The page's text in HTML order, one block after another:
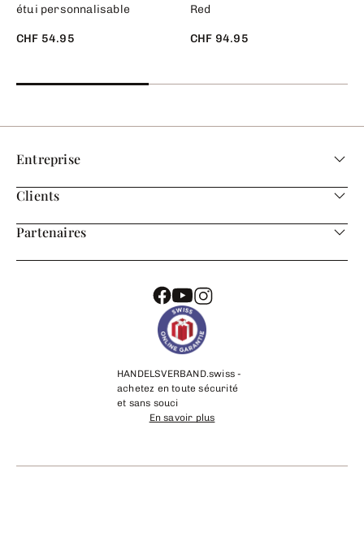
étui personnalisable
CHF 54.95
Red
CHF 94.95
Entreprise
Clients
Partenaires
HANDELSVERBAND.swiss -
achetez en toute sécurité
et sans souci
En savoir plus